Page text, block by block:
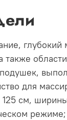
для
125 см,
режиме;